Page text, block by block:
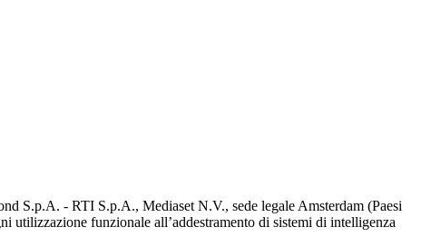
S.p.A. - RTI S.p.A., Mediaset N.V., sede legale Amsterdam (Paesi
utilizzazione funzionale all’addestramento di sistemi di intelligenza